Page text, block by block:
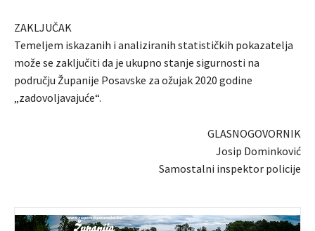
ZAKLJUČAK
Temeljem iskazanih i analiziranih statističkih pokazatelja
može se zaključiti da je ukupno stanje sigurnosti na
području Županije Posavske za ožujak 2020 godine
„zadovoljavajuće“.
GLASNOGOVORNIK
Josip Dominković
Samostalni inspektor policije